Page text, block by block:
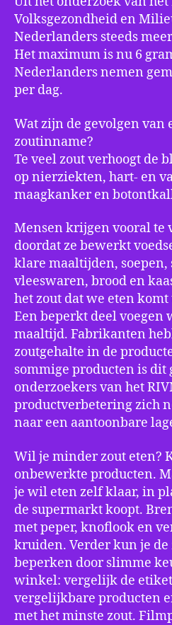
Volksgezondheid en
Nederlanders steeds
Het maximum is nu 6
Nederlanders nemen
per dag.
Wat zijn de gevolgen van
zoutinname?
Te veel zout verhoogt de
op nierziekten, hart- en
maagkanker en
Mensen krijgen vooral te
doordat ze bewerkt
klare maaltijden, soepen,
vleeswaren, brood en
het zout dat we eten
Een beperkt deel voegen
maaltijd. Fabrikanten
zoutgehalte in de
sommige producten is dit
onderzoekers van het
productverbetering zich
naar een aantoonbare
Wil je minder zout eten?
onbewerkte producten.
je wil eten zelf klaar, in
de supermarkt koopt.
met peper, knoflook en
kruiden. Verder kun je
beperken door slimme
winkel: vergelijk de
vergelijkbare producten
met het minste zout.